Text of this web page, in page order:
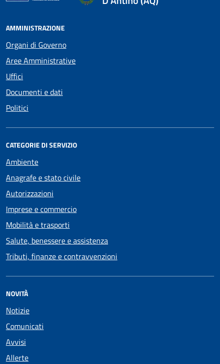
AMMINISTRAZIONE
Organi di Governo
Aree Amministrative
Uffici
Documenti e dati
Politici
CATEGORIE DI SERVIZIO
Ambiente
Anagrafe e stato civile
Autorizzazioni
Imprese e commercio
Mobilità e trasporti
Salute, benessere e assistenza
Tributi, finanze e contravvenzioni
NOVITÀ
Notizie
Comunicati
Avvisi
Allerte